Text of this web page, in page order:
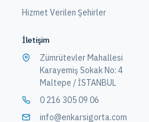
Hizmet Verilen Şehirler
İletişim
Zümrütevler Mahallesi
Karayemiş Sokak No: 4
Maltepe / İSTANBUL
0 216 305 09 06
info@enkarsigorta.com